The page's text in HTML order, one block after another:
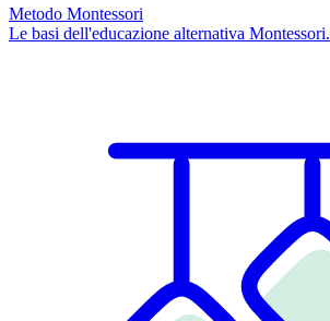
Metodo Montessori
Le basi dell'educazione alternativa Montessori.